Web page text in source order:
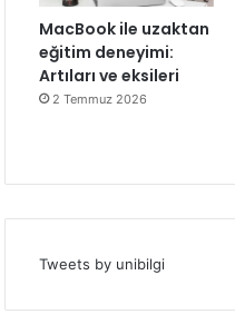
MacBook ile uzaktan
eğitim deneyimi:
Artıları ve eksileri
2 Temmuz 2026
Tweets by unibilgi